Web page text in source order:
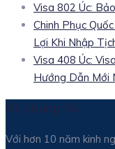
Visa 802 Úc:
Chinh Phục
Lợi Khi Nhập
Visa 408 Úc:
Hướng Dẫn Mới
Với hơn 10 năm kinh